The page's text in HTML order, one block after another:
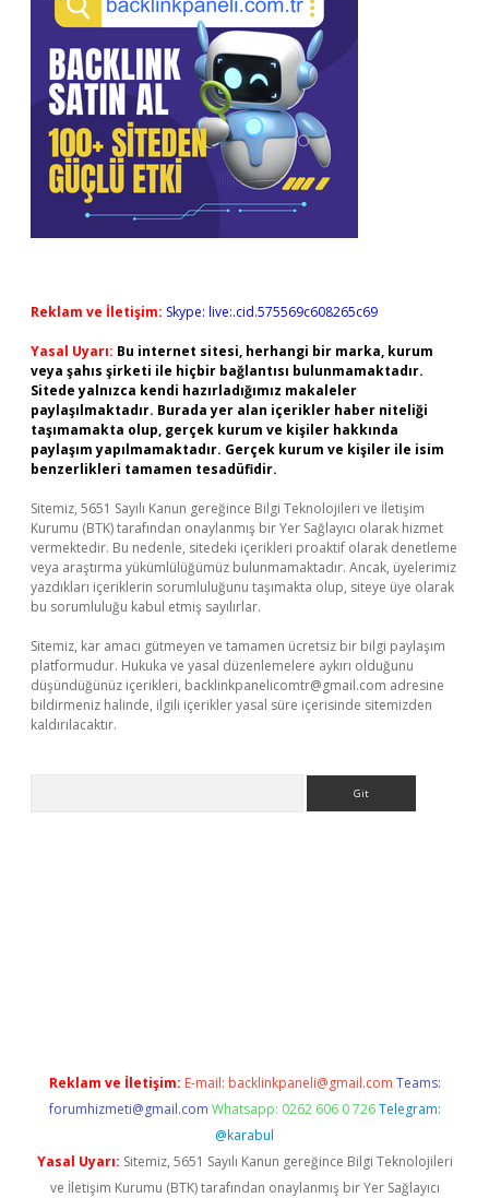
Reklam ve İletişim: Skype: live:.cid.575569c608265c69
Yasal Uyarı: Bu internet sitesi, herhangi bir marka, kurum
veya şahıs şirketi ile hiçbir bağlantısı bulunmamaktadır.
Sitede yalnızca kendi hazırladığımız makaleler
paylaşılmaktadır. Burada yer alan içerikler haber niteliği
taşımamakta olup, gerçek kurum ve kişiler hakkında
paylaşım yapılmamaktadır. Gerçek kurum ve kişiler ile isim
benzerlikleri tamamen tesadüfidir.
Sitemiz, 5651 Sayılı Kanun gereğince Bilgi Teknolojileri ve İletişim
Kurumu (BTK) tarafından onaylanmış bir Yer Sağlayıcı olarak hizmet
vermektedir. Bu nedenle, sitedeki içerikleri proaktif olarak denetleme
veya araştırma yükümlülüğümüz bulunmamaktadır. Ancak, üyelerimiz
yazdıkları içeriklerin sorumluluğunu taşımakta olup, siteye üye olarak
bu sorumluluğu kabul etmiş sayılırlar.
Sitemiz, kar amacı gütmeyen ve tamamen ücretsiz bir bilgi paylaşım
platformudur. Hukuka ve yasal düzenlemelere aykırı olduğunu
düşündüğünüz içerikleri, backlinkpanelicomtr@gmail.com adresine
bildirmeniz halinde, ilgili içerikler yasal süre içerisinde sitemizden
kaldırılacaktır.
Reklam ve İletişim: E-mail: backlinkpaneli@gmail.com Teams:
forumhizmeti@gmail.com Whatsapp: 0262 606 0 726 Telegram:
@karabul
Yasal Uyarı: Sitemiz, 5651 Sayılı Kanun gereğince Bilgi Teknolojileri
ve İletişim Kurumu (BTK) tarafından onaylanmış bir Yer Sağlayıcı